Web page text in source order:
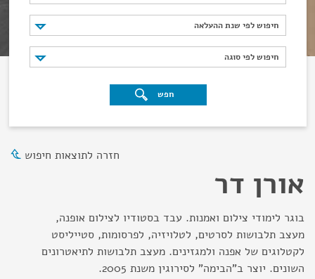
חיפוש לפי שנת ההעלאה
חיפוש לפי שנת ההעלאה
חיפוש לפי סוגה
חיפוש לפי סוגה
חפש
חזרה לתוצאות חיפוש
אורן דר
בוגר לימודי צילום ואמנות. עבד בסטודיו לצילום אופנה,
מעצב תלבושות לסרטים, לטלויזיה, לפרסומות, סטייליסט
לקטלוגים של אפנה ולמגזינים. מעצב תלבושות לתיאטרונים
השונים. יוצר ב"הבימה" לסירוגין משנת 2005.